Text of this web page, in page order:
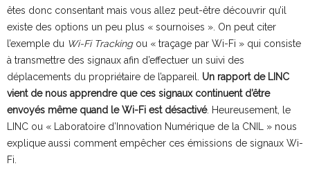
êtes donc consentant mais vous allez peut-être découvrir qu’il
existe des options un peu plus « sournoises ». On peut citer
l’exemple du Wi-Fi Tracking ou « traçage par Wi-Fi » qui consiste
à transmettre des signaux afin d’effectuer un suivi des
déplacements du propriétaire de l’appareil. Un rapport de LINC
vient de nous apprendre que ces signaux continuent d’être
envoyés même quand le Wi-Fi est désactivé. Heureusement, le
LINC ou « Laboratoire d’Innovation Numérique de la CNIL » nous
explique aussi comment empêcher ces émissions de signaux Wi-
Fi.